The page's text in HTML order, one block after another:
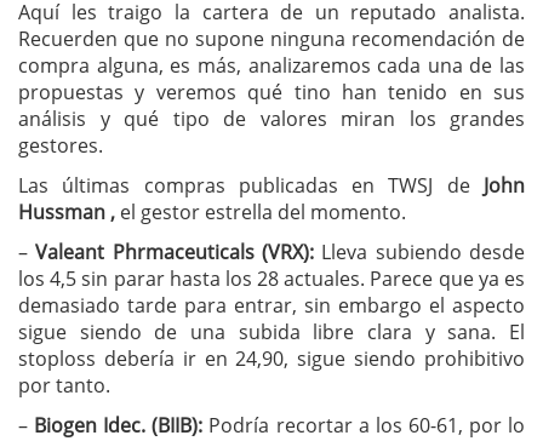
Aquí les traigo la cartera de un reputado analista.
Recuerden que no supone ninguna recomendación de
compra alguna, es más, analizaremos cada una de las
propuestas y veremos qué tino han tenido en sus
análisis y qué tipo de valores miran los grandes
gestores.
Las últimas compras publicadas en TWSJ de John
Hussman , el gestor estrella del momento.
–Valeant Phrmaceuticals (VRX): Lleva subiendo desde
los 4,5 sin parar hasta los 28 actuales. Parece que ya es
demasiado tarde para entrar, sin embargo el aspecto
sigue siendo de una subida libre clara y sana. El
stoploss debería ir en 24,90, sigue siendo prohibitivo
por tanto.
– Biogen Idec. (BIIB): Podría recortar a los 60-61, por lo